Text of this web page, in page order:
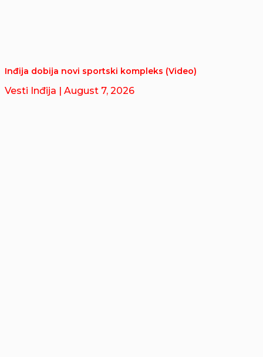
Inđija dobija novi sportski kompleks (Video)
Vesti Inđija | August 7, 2026